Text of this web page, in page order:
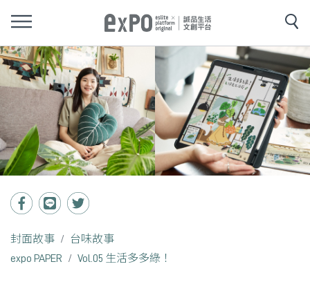
封面故事
台味故事
expo PAPER
Vol.05 生活多多綠！